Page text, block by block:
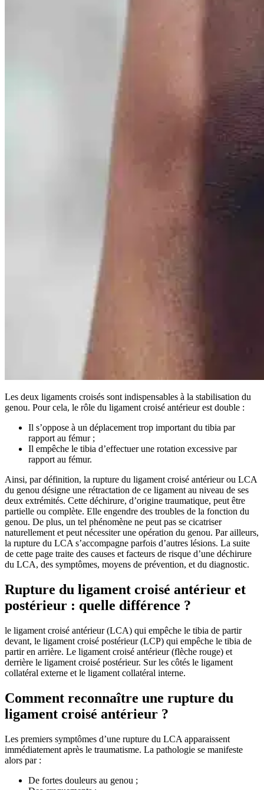
Les deux ligaments croisés sont indispensables à la stabilisation du
genou. Pour cela, le rôle du ligament croisé antérieur est double :
Il s’oppose à un déplacement trop important du tibia par
rapport au fémur ;
Il empêche le tibia d’effectuer une rotation excessive par
rapport au fémur.
Ainsi, par définition, la rupture du ligament croisé antérieur ou LCA
du genou désigne une rétractation de ce ligament au niveau de ses
deux extrémités. Cette déchirure, d’origine traumatique, peut être
partielle ou complète. Elle engendre des troubles de la fonction du
genou. De plus, un tel phénomène ne peut pas se cicatriser
naturellement et peut nécessiter une opération du genou. Par ailleurs,
la rupture du LCA s’accompagne parfois d’autres lésions. La suite
de cette page traite des causes et facteurs de risque d’une déchirure
du LCA, des symptômes, moyens de prévention, et du diagnostic.
Rupture du ligament croisé antérieur et
postérieur : quelle différence ?
le ligament croisé antérieur (LCA) qui empêche le tibia de partir
devant, le ligament croisé postérieur (LCP) qui empêche le tibia de
partir en arrière. Le ligament croisé antérieur (flèche rouge) et
derrière le ligament croisé postérieur. Sur les côtés le ligament
collatéral externe et le ligament collatéral interne.
Comment reconnaître une rupture du
ligament croisé antérieur ?
Les premiers symptômes d’une rupture du LCA apparaissent
immédiatement après le traumatisme. La pathologie se manifeste
alors par :
De fortes douleurs au genou ;